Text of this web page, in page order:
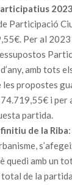
Participació
Per al
amb tots
propostes
i per
partida.
de la Riba
quedi amb un
de la